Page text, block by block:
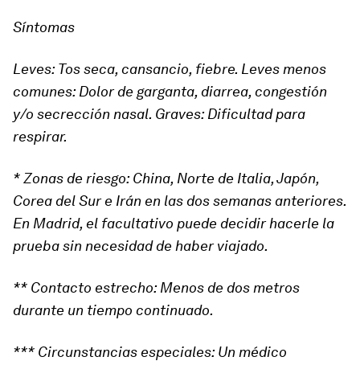
Síntomas
Leves: Tos seca, cansancio, fiebre. Leves menos
comunes: Dolor de garganta, diarrea, congestión
y/o secrección nasal. Graves: Dificultad para
respirar.
* Zonas de riesgo: China, Norte de Italia, Japón,
Corea del Sur e Irán en las dos semanas anteriores.
En Madrid, el facultativo puede decidir hacerle la
prueba sin necesidad de haber viajado.
** Contacto estrecho: Menos de dos metros
durante un tiempo continuado.
*** Circunstancias especiales: Un médico